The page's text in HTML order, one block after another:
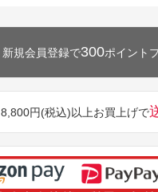
新規会員登録で300ポイント
8,800円(税込)以上お買上げで